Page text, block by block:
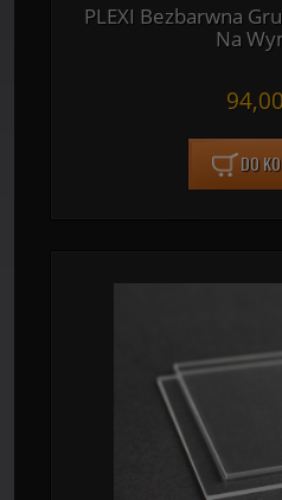
PLEXI Bezbarwna
Na
DO